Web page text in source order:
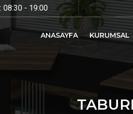
- 19:00
ANASAYFA KURUMSAL